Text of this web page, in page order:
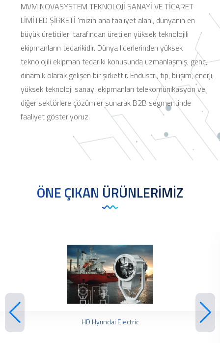
MVM NOVASYSTEM TEKNOLOJİ SANAYİ VE TİCARET
LİMİTED ŞİRKETİ 'mizin ana faaliyet alanı, dünyanın en
büyük üreticileri tarafından üretilen yüksek teknolojili
ekipmanların tedarikidir. Dünya liderlerinden yüksek
teknolojili ekipman tedariki konusunda uzmanlaşmış, genç,
dinamik olarak gelişen bir şirkettir. Endüstri, tıp, bilişim, enerji,
yüksek teknoloji sanayi ekipmanları telekomünikasyon ve
diğer sektörlere çözümler sunarak B2B segmentinde
faaliyet gösteriyoruz.
ÖNE ÇIKAN ÜRÜNLERIMIZ
HD Hyundai Electric